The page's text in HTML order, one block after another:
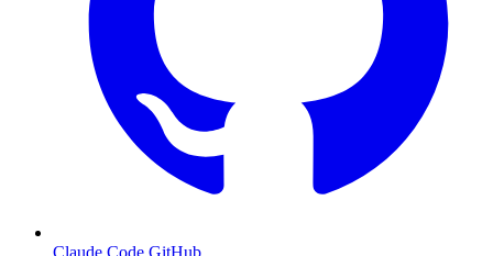
Claude Code GitHub